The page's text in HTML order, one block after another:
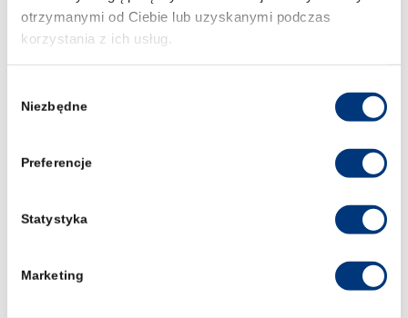
otrzymanymi od Ciebie lub uzyskanymi podczas
korzystania z ich usług.
zgody
Niezbędne
Preferencje
Statystyka
Marketing